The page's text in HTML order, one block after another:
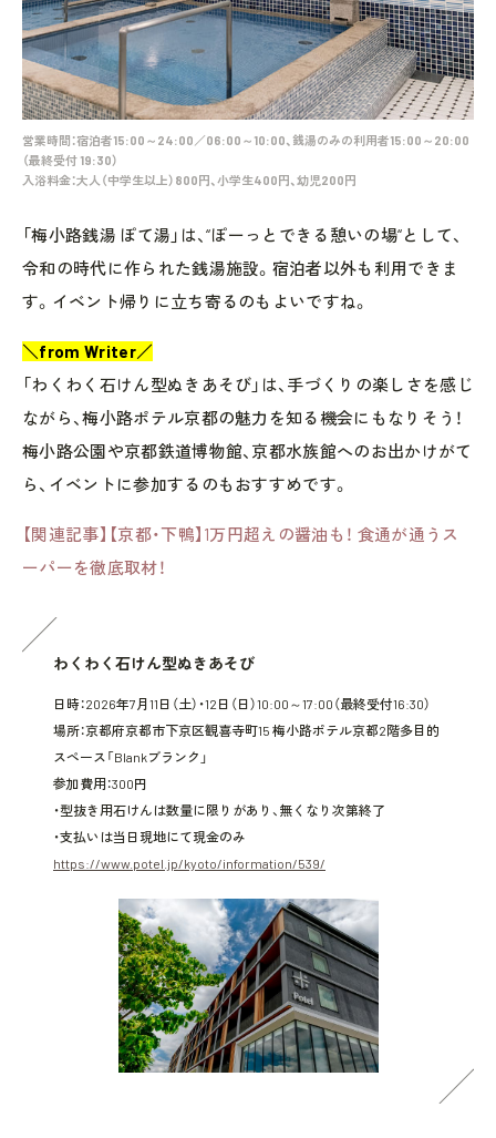
営業時間：宿泊者15:00～24:00／06:00～10:00、銭湯のみの利用者15:00～20:00
（最終受付 19:30）
入浴料金：大人（中学生以上）800円、小学生400円、幼児200円
「梅小路銭湯 ぽて湯」は、“ぽーっとできる憩いの場“として、
令和の時代に作られた銭湯施設。宿泊者以外も利用できま
す。イベント帰りに立ち寄るのもよいですね。
＼from Writer／
「わくわく石けん型ぬきあそび」は、手づくりの楽しさを感じ
ながら、梅小路ポテル京都の魅力を知る機会にもなりそう！
梅小路公園や京都鉄道博物館、京都水族館へのお出かけがて
ら、イベントに参加するのもおすすめです。
【関連記事】【京都・下鴨】1万円超えの醤油も！ 食通が通うス
ーパーを徹底取材！
わくわく石けん型ぬきあそび
日時：2026年7月11日（土）・12日（日）10:00～17:00（最終受付16:30）
場所：京都府京都市下京区観喜寺町15 梅小路ポテル京都2階多目的
スペース「Blankブランク」
参加費用：300円
・型抜き用石けんは数量に限りがあり、無くなり次第終了
・支払いは当日現地にて現金のみ
https://www.potel.jp/kyoto/information/539/